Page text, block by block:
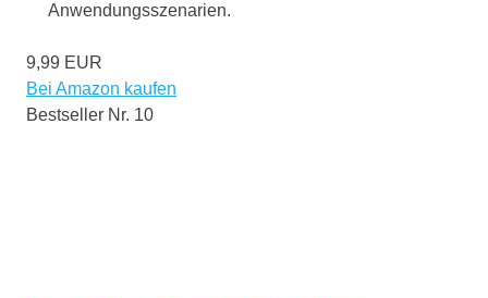
Anwendungsszenarien.
9,99 EUR
Bei Amazon kaufen
Bestseller Nr. 10